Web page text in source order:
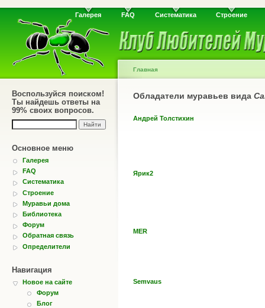
Галерея FAQ Систематика Строение
Воспользуйся поиском!
Ты найдешь ответы на
99% своих вопросов.
Основное меню
Галерея
FAQ
Систематика
Строение
Муравьи дома
Библиотека
Форум
Обратная связь
Определители
Навигация
Новое на сайте
Форум
Блог
Главная
Обладатели муравьев вида
Андрей Толстихин
Ярик2
MER
Semvaus